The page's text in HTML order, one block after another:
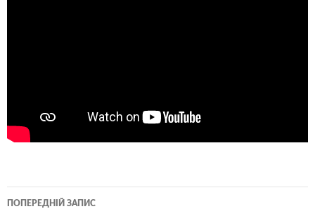
Навігація
ПОПЕРЕДНІЙ ЗАПИС